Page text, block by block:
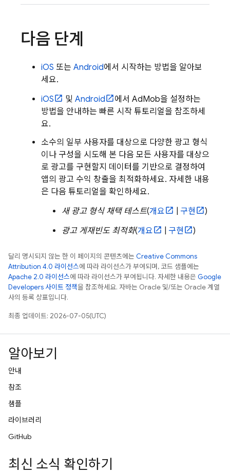
다음 단계
iOS 또는 Android에서 시작하는 방법을 알아보
세요.
iOS
및 Android 에서 AdMob을 설정하는
방법을 안내하는 빠른 시작 튜토리얼을 참조하세
요.
소수의 일부 사용자를 대상으로 다양한 광고 형식
이나 구성을 시도해 본 다음 모든 사용자를 대상으
로 광고를 구현할지 데이터를 기반으로 결정하여
앱의 광고 수익 창출을 최적화하세요. 자세한 내용
은 다음 튜토리얼을 확인하세요.
새 광고 형식 채택 테스트(개요 구현
)
광고 게재빈도 최적화(개요 구현 )
달리 명시되지 않는 한 이 페이지의 콘텐츠에는 Creative Commons
Attribution 4.0 라이선스에 따라 라이선스가 부여되며, 코드 샘플에는
Apache 2.0 라이선스에 따라 라이선스가 부여됩니다. 자세한 내용은 Google
Developers 사이트 정책을 참조하세요. 자바는 Oracle 및/또는 Oracle 계열
사의 등록 상표입니다.
최종 업데이트: 2026-07-05(UTC)
알아보기
안내
참조
샘플
라이브러리
GitHub
최신 소식 확인하기